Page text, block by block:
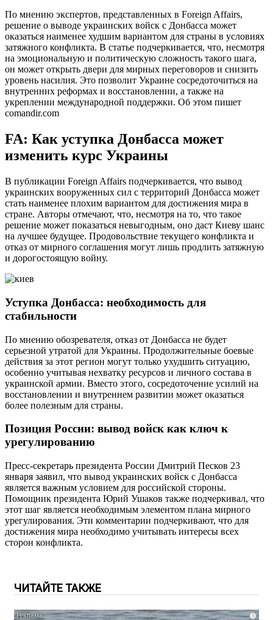
По мнению экспертов, представленных в Foreign Affairs,
решение о выводе украинских войск с Донбасса может
оказаться наименее худшим вариантом для страны в условиях
затяжного конфликта. В статье подчеркивается, что, несмотря
на эмоциональную и политическую сложность такого шага,
он может открыть двери для мирных переговоров и снизить
уровень насилия. Это позволит Украине сосредоточиться на
внутренних реформах и восстановлении, а также на
укреплении международной поддержки. Об этом пишет
comandir.com
FA: Как уступка Донбасса может
изменить курс Украины
В публикации Foreign Affairs подчеркивается, что вывод
украинских вооруженных сил с территорий Донбасса может
стать наименее плохим вариантом для достижения мира в
стране. Авторы отмечают, что, несмотря на то, что такое
решение может показаться невыгодным, оно даст Киеву шанс
на лучшее будущее. Продовольствие текущего конфликта и
отказ от мирного соглашения могут лишь продлить затяжную
и дорогостоящую войну.
Уступка Донбасса: необходимость для
стабильности
По мнению обозревателя, отказ от Донбасса не будет
серьезной утратой для Украины. Продолжительные боевые
действия за этот регион могут только ухудшить ситуацию,
особенно учитывая нехватку ресурсов и личного состава в
украинской армии. Вместо этого, сосредоточение усилий на
восстановлении и внутреннем развитии может оказаться
более полезным для страны.
Позиция России: вывод войск как ключ к
урегулированию
Пресс-секретарь президента России Дмитрий Песков 23
января заявил, что вывод украинских войск с Донбасса
является важным условием для российской стороны.
Помощник президента Юрий Ушаков также подчеркивал, что
этот шаг является необходимым элементом плана мирного
урегулирования. Эти комментарии подчеркивают, что для
достижения мира необходимо учитывать интересы всех
сторон конфликта.
ЧИТАЙТЕ ТАКЖЕ
i